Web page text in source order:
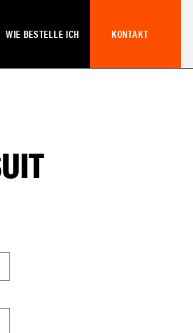
WIE BESTELLE ICH KONTAKT